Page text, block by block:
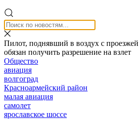
Пилот, поднявший в воздух с проезжей
обязан получить разрешение на взлет
Общество
авиация
волгоград
Красноармейский район
малая авиация
самолет
ярославское шоссе